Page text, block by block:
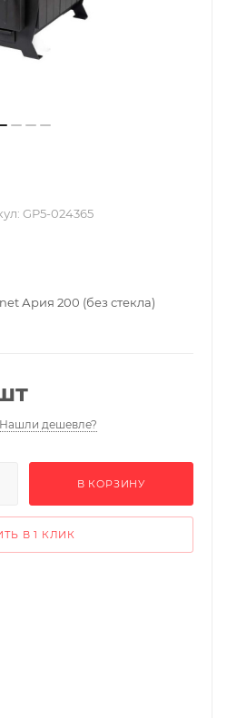
GP5-024365
Ария 200 (без стекла)
Нашли дешевле?
В КОРЗИНУ
В 1 КЛИК